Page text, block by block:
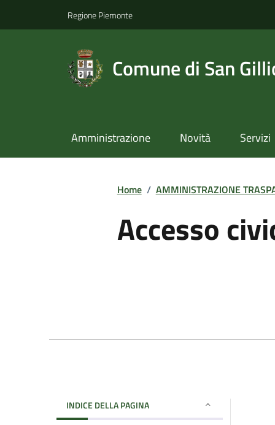
Regione Piemonte
Comune di San
Amministrazione Novità Servizi
Home / AMMINISTRAZIONE
Accesso
INDICE DELLA PAGINA